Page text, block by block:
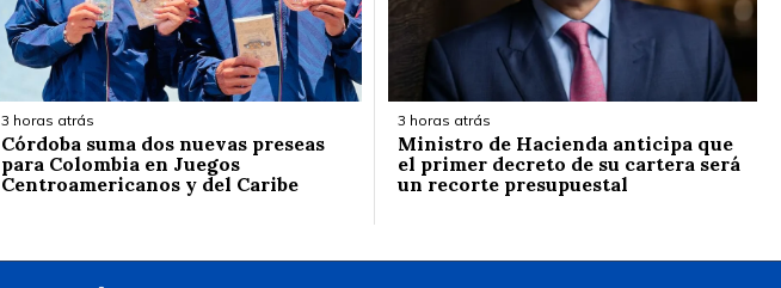
3 horas atrás
Córdoba suma dos nuevas preseas
para Colombia en Juegos
Centroamericanos y del Caribe
3 horas atrás
Ministro de Hacienda anticipa que
el primer decreto de su cartera será
un recorte presupuestal